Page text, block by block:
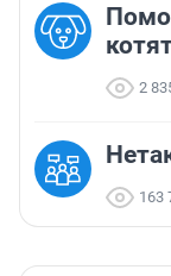
2
163